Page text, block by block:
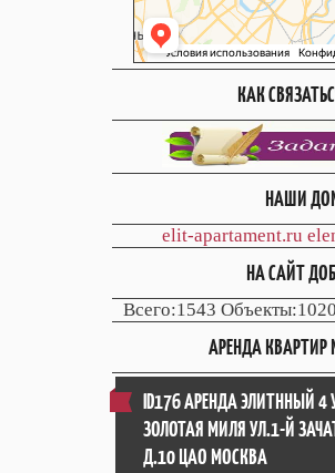
КАК
НАШИ
elit-apartament.ru
НА САЙТ
Всего:1543
АРЕНДА
ID176 АРЕНДА ЭЛИТННЫЙ
ЗОЛОТАЯ МИЛЯ УЛ.1-Й
Д.10 ЦАО МОСКВА